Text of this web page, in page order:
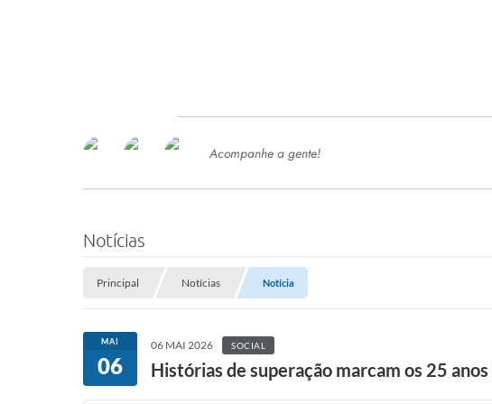
SERVIÇOS
SEMED
Processo de Contratação -
Concursos e Processos Seletivos
Esporte
Acompanhe a gente!
Notícias
Principal Notícias Notícia
MAI
06
06 MAI 2026 SOCIAL
Histórias de superação marcam os 25